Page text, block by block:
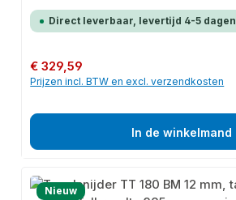
Direct leverbaar, levertijd 4-5 dagen
Normale prijs:
€ 329,59
Prijzen incl. BTW en excl. verzendkosten
In de winkelmand
Nieuw